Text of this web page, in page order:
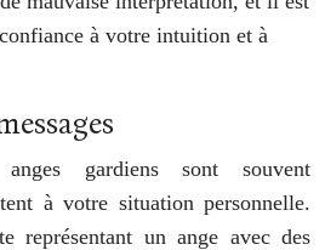
à votre intuition et à
gardiens sont souvent
à votre situation personnelle.
représentant un ange avec des